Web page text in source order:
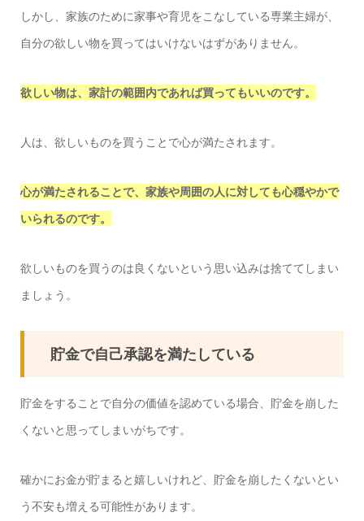
しかし、家族のために家事や育児をこなしている専業主婦が、
自分の欲しい物を買ってはいけないはずがありません。
欲しい物は、家計の範囲内であれば買ってもいいのです。
人は、欲しいものを買うことで心が満たされます。
心が満たされることで、家族や周囲の人に対しても心穏やかで
いられるのです。
欲しいものを買うのは良くないという思い込みは捨ててしまい
ましょう。
貯金で自己承認を満たしている
貯金をすることで自分の価値を認めている場合、貯金を崩した
くないと思ってしまいがちです。
確かにお金が貯まると嬉しいけれど、貯金を崩したくないとい
う不安も増える可能性があります。